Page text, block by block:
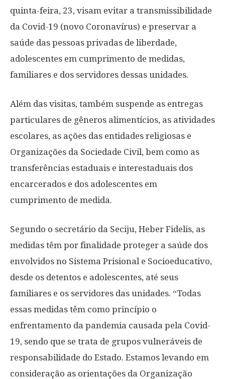
quinta-feira, 23, visam evitar a transmissibilidade
da Covid-19 (novo Coronavírus) e preservar a
saúde das pessoas privadas de liberdade,
adolescentes em cumprimento de medidas,
familiares e dos servidores dessas unidades.
Além das visitas, também suspende as entregas
particulares de gêneros alimentícios, as atividades
escolares, as ações das entidades religiosas e
Organizações da Sociedade Civil, bem como as
transferências estaduais e interestaduais dos
encarcerados e dos adolescentes em
cumprimento de medida.
Segundo o secretário da Seciju, Heber Fidelis, as
medidas têm por finalidade proteger a saúde dos
envolvidos no Sistema Prisional e Socioeducativo,
desde os detentos e adolescentes, até seus
familiares e os servidores das unidades. “Todas
essas medidas têm como princípio o
enfrentamento da pandemia causada pela Covid-
19, sendo que se trata de grupos vulneráveis de
responsabilidade do Estado. Estamos levando em
consideração as orientações da Organização